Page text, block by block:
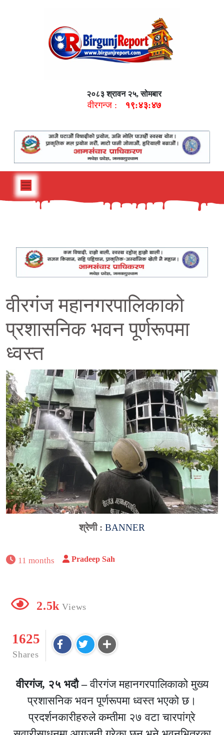
२०८३ श्रावन २५, सोमबार
वीरगन्ज : १९:४३:४८
वीरगंज महानगरपालिकाको
प्रशासनिक भवन पूर्णरूपमा
ध्वस्त
श्रेणी : BANNER
11 months Pradeep Sah
2.5k Views
1625
Shares
वीरगंज, २५ भदौ –वीरगंज महानगरपालिकाको मुख्य
प्रशासनिक भवन पूर्णरूपमा ध्वस्त भएको छ।
प्रदर्शनकारीहरुले कम्तीमा २७ वटा चारपांग्रे